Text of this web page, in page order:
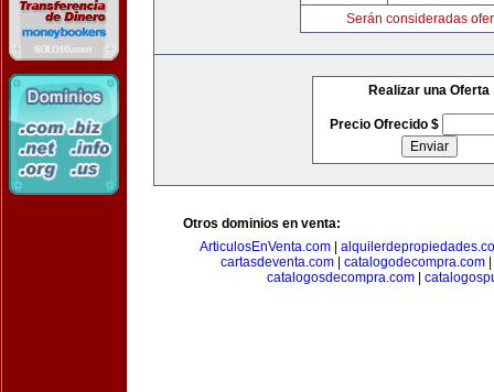
Serán consideradas
Realizar una Oferta
Precio Ofrecido $
Otros dominios en venta:
ArticulosEnVenta.com
cartasdeventa.com
catalogodecompra.com
catalogosdecompra.com